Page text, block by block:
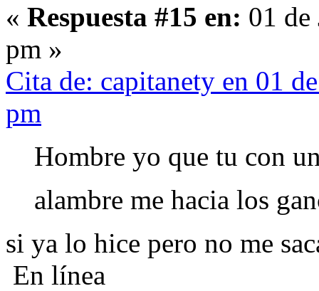
« Respuesta #15 en: 01
pm »
Cita de: capitanety en 01
pm
Hombre yo que tu con
alambre me hacia los
si ya lo hice pero no me
En línea